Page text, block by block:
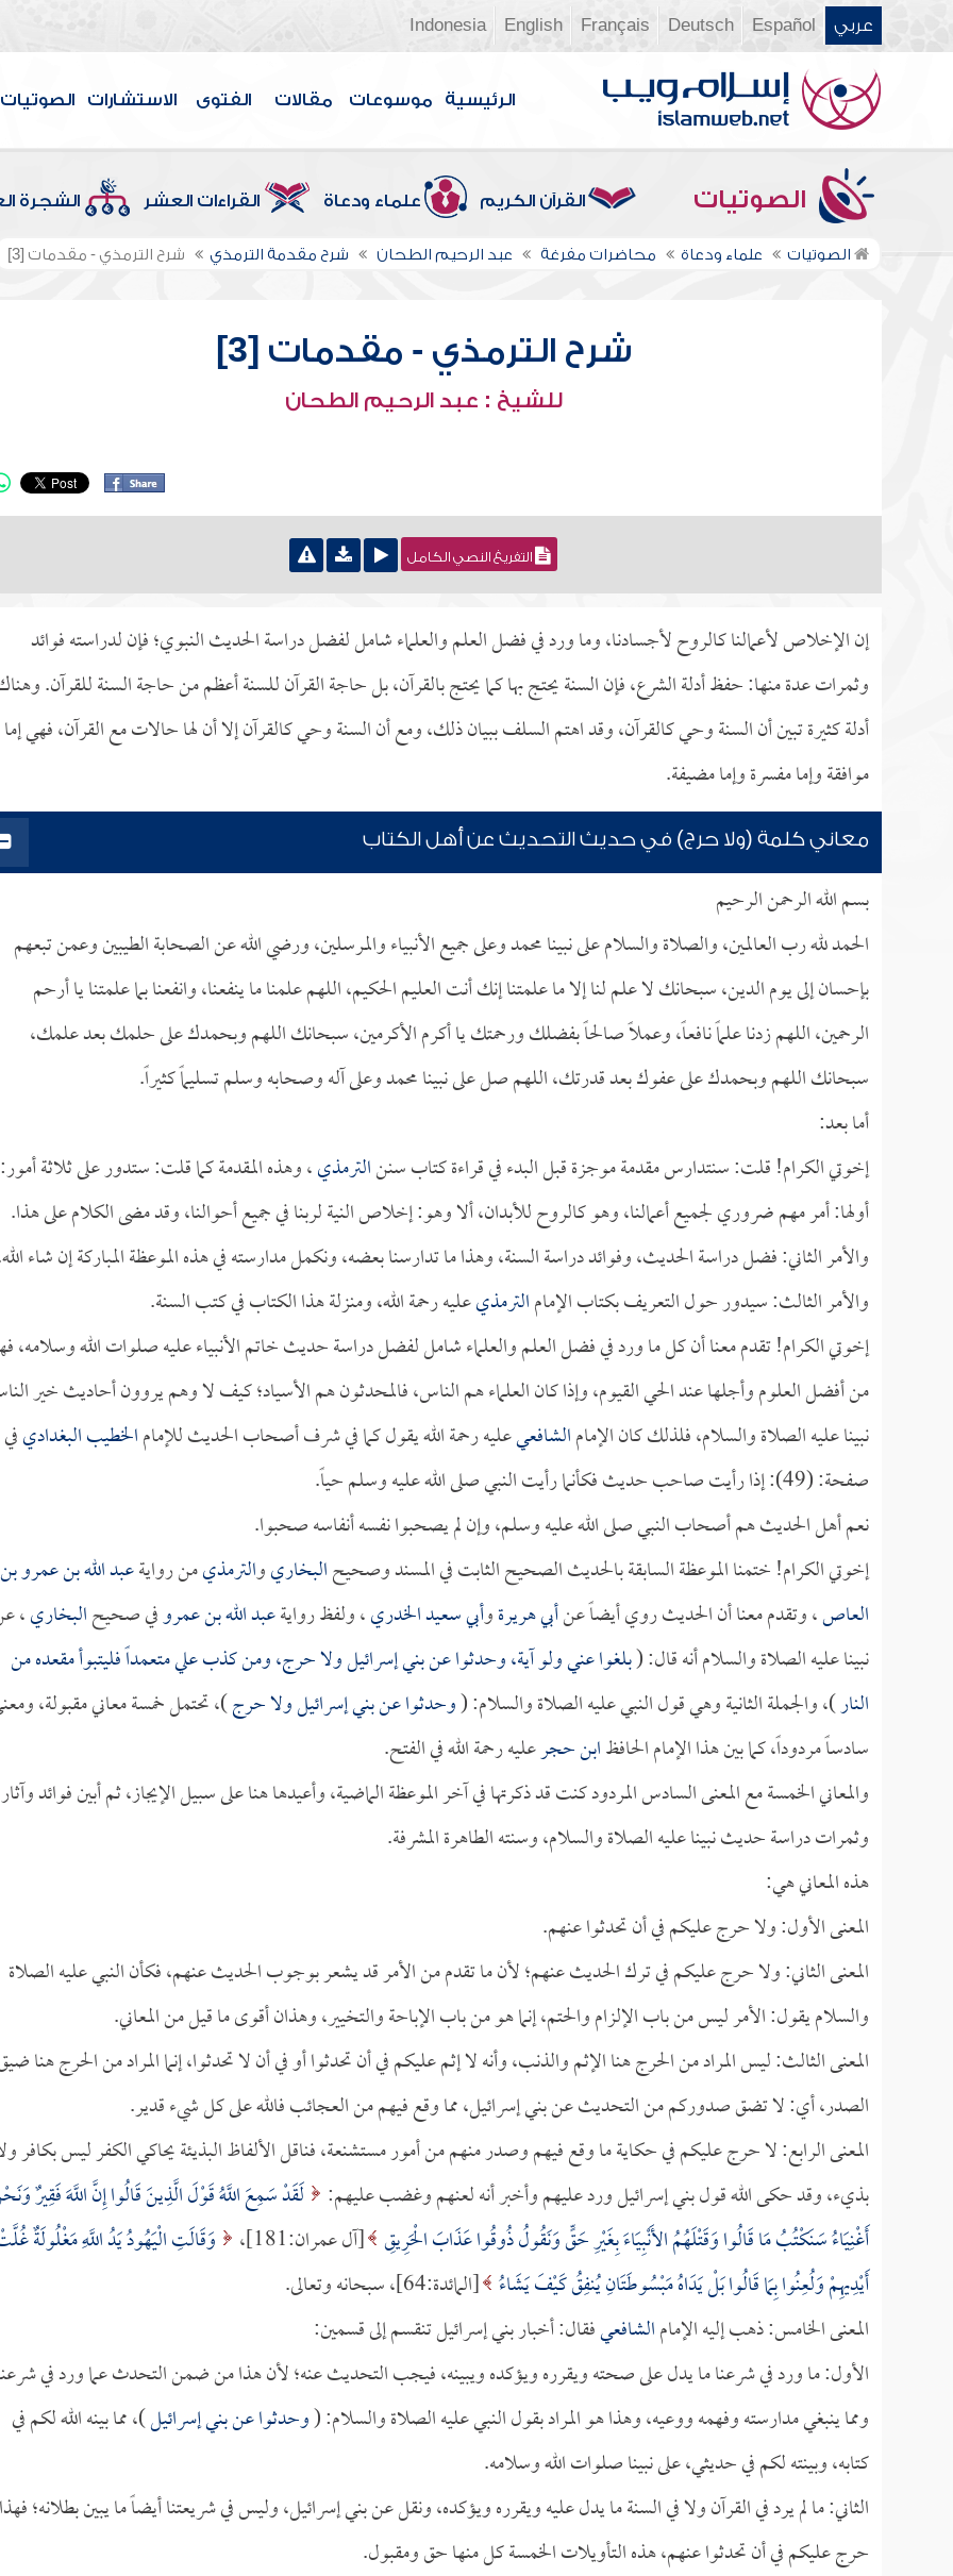
عربي Español
Deutsch
Français
English
Indonesia
الرئيسية موسوعات مقالات الفتوى الاستشارات الصوتيات
الصوتيات القرآن الكريم علماء ودعاة القراءات العشر الشجرة
الصوتيات علماء ودعاة محاضرات مفرغة عبد الرحيم الطحان شرح مقدمة الترمذي شرح الترمذي - مقدمات [3]
شرح الترمذي - مقدمات [3]
للشيخ : عبد الرحيم الطحان
التفريغ النصي الكامل
إن الإخلاص لأعمالنا كالروح لأجسادنا، وما ورد في فضل العلم والعلماء شامل لفضل دراسة الحديث النبوي؛ فإن لدراسته فوائد
وثمرات عدة منها: حفظ أدلة الشرع، فإن السنة يحتج بها كما يحتج بالقرآن، بل حاجة القرآن للسنة أعظم من حاجة السنة للقرآن. وهناك
أدلة كثيرة تبين أن السنة وحي كالقرآن، وقد اهتم السلف ببيان ذلك، ومع أن السنة وحي كالقرآن إلا أن لها حالات مع القرآن، فهي إما
موافقة وإما مفسرة وإما مضيفة.
معاني كلمة (ولا حرج) في حديث التحديث عن أهل الكتاب
بسم الله الرحمن الرحيم
الحمد لله رب العالمين، والصلاة والسلام على نبينا محمد وعلى جميع الأنبياء والمرسلين، ورضي الله عن الصحابة الطيبين وعمن تبعهم
بإحسان إلى يوم الدين، سبحانك لا علم لنا إلا ما علمتنا إنك أنت العليم الحكيم، اللهم علمنا ما ينفعنا، وانفعنا بما علمتنا يا أرحم
الرحمين، اللهم زدنا علماً نافعاً، وعملاً صالحاً بفضلك ورحمتك يا أكرم الأكرمين، سبحانك اللهم وبحمدك على حلمك بعد علمك،
سبحانك اللهم وبحمدك على عفوك بعد قدرتك، اللهم صل على نبينا محمد وعلى آله وصحابه وسلم تسليماً كثيراً.
أما بعد:
إخوتي الكرام! قلت: سنتدارس مقدمة موجزة قبل البدء في قراءة كتاب سننالترمذي، وهذه المقدمة كما قلت: ستدور على ثلاثة أمور:
أولها: أمر مهم ضروري لجميع أعمالنا، وهو كالروح للأبدان، ألا وهو: إخلاص النية لربنا في جميع أحوالنا، وقد مضى الكلام على هذا.
والأمر الثاني: فضل دراسة الحديث، وفوائد دراسة السنة، وهذا ما تدارسنا بعضه، ونكمل مدارسته في هذه الموعظة المباركة إن شاء
والأمر الثالث: سيدور حول التعريف بكتاب الإمامالترمذيعليه رحمة الله، ومنزلة هذا الكتاب في كتب السنة.
إخوتي الكرام! تقدم معنا أن كل ما ورد في فضل العلم والعلماء شامل لفضل دراسة حديث خاتم الأنبياء عليه صلوات الله وسلامه،
من أفضل العلوم وأجلها عند الحي القيوم، وإذا كان العلماء هم الناس، فالمحدثون هم الأسياد؛ كيف لا وهم يروون أحاديث خير
نبينا عليه الصلاة والسلام، فلذلك كان الإمامالشافعيعليه رحمة الله يقول كما في شرف أصحاب الحديث للإمامالخطيب البغداديفي
صفحة: (49): إذا رأيت صاحب حديث فكأنما رأيت النبي صلى الله عليه وسلم حياً.
نعم أهل الحديث هم أصحاب النبي صلى الله عليه وسلم، وإن لم يصحبوا نفسه أنفاسه صحبوا.
إخوتي الكرام! ختمنا الموعظة السابقة بالحديث الصحيح الثابت في المسند وصحيحالبخاريوالترمذيمن روايةعبد الله بن عمرو بن
العاص، وتقدم معنا أن الحديث روي أيضاً عنأبي هريرةوأبي سعيد الخدري، ولفظ روايةعبد الله بن عمروفي صحيحالبخاري،
نبينا عليه الصلاة والسلام أنه قال: (بلغوا عني ولو آية، وحدثوا عن بني إسرائيل ولا حرج، ومن كذب علي متعمداً فليتبوأ مقعده من
النار)، والجملة الثانية وهي قول النبي عليه الصلاة والسلام: (وحدثوا عن بني إسرائيل ولا حرج)، تحتمل خمسة معاني مقبولة،
سادساً مردوداً، كما بين هذا الإمام الحافظابن حجرعليه رحمة الله في الفتح.
والمعاني الخمسة مع المعنى السادس المردود كنت قد ذكرتها في آخر الموعظة الماضية، وأعيدها هنا على سبيل الإيجاز، ثم أبين فوائد وآثار
وثمرات دراسة حديث نبينا عليه الصلاة والسلام، وسنته الطاهرة المشرفة.
هذه المعاني هي:
المعنى الأول: ولا حرج عليكم في أن تحدثوا عنهم.
المعنى الثاني: ولا حرج عليكم في ترك الحديث عنهم؛ لأن ما تقدم من الأمر قد يشعر بوجوب الحديث عنهم، فكأن النبي عليه الصلاة
والسلام يقول: الأمر ليس من باب الإلزام والحتم، إنما هو من باب الإباحة والتخيير، وهذان أقوى ما قيل من المعاني.
المعنى الثالث: ليس المراد من الحرج هنا الإثم والذنب، وأنه لا إثم عليكم في أن تحدثوا أو في أن لا تحدثوا، إنما المراد من الحرج هنا
الصدر، أي: لا تضق صدوركم من التحديث عن بني إسرائيل، مما وقع فيهم من العجائب فالله على كل شيء قدير.
المعنى الرابع: لا حرج عليكم في حكاية ما وقع فيهم وصدر منهم من أمور مستشنعة، فناقل الألفاظ البذيئة يحاكي الكفر ليس بكافر
بذيء، وقد حكى الله قول بني إسرائيل ورد عليهم وأخبر أنه لعنهم وغضب عليهم: لَقَدْ سَمِعَ اللَّهُ قَوْلَ الَّذِينَ قَالُوا إِنَّ اللَّهَ فَقِيرٌ
أَغْنِيَاءُ سَنَكْتُبُ مَا قَالُوا وَقَتْلَهُمُ الأَنْبِيَاءَ بِغَيْرِ حَقٍّ وَنَقُولُ ذُوقُوا عَذَابَ الْحَرِيقِ [آل عمران:181]،
وَقَالَتِ الْيَهُودُ يَدُ اللَّهِ مَغْلُولَةٌ
أَيْدِيهِمْ وَلُعِنُوا بِمَا قَالُوا بَلْ يَدَاهُ مَبْسُوطَتَانِ يُنفِقُ كَيْفَ يَشَاءُ [المائدة:64]، سبحانه وتعالى.
المعنى الخامس: ذهب إليه الإمامالشافعيفقال: أخبار بني إسرائيل تنقسم إلى قسمين:
الأول: ما ورد في شرعنا ما يدل على صحته ويقرره ويؤكده ويبينه، فيجب التحديث عنه؛ لأن هذا من ضمن التحدث عما ورد في
ومما ينبغي مدارسته وفهمه ووعيه، وهذا هو المراد بقول النبي عليه الصلاة والسلام: (وحدثوا عن بني إسرائيل)، مما بينه الله لكم في
كتابه، وبينته لكم في حديثي، على نبينا صلوات الله وسلامه.
الثاني: ما لم يرد في القرآن ولا في السنة ما يدل عليه ويقرره ويؤكده، ونقل عن بني إسرائيل، وليس في شريعتنا أيضاً ما يبين بطلانه؛
حرج عليكم في أن تحدثوا عنهم، هذه التأويلات الخمسة كل منها حق ومقبول.